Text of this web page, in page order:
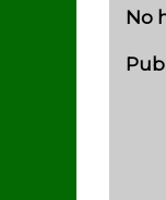
No